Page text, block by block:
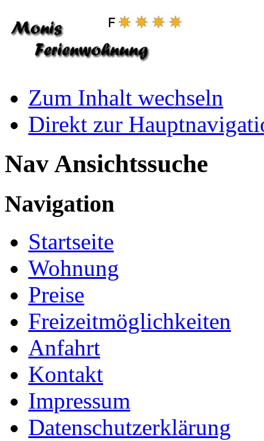
Zum Inhalt wechseln
Direkt zur
Nav Ansichtssuche
Navigation
Startseite
Wohnung
Preise
Freizeitmöglichkeiten
Anfahrt
Kontakt
Impressum
Datenschutzerklärung